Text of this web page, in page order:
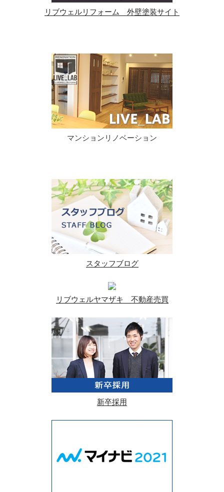
リブウェルリフォーム 外壁塗装サイト
マンションリノベーション
スタッフブログ
リブウェルヤマザキ 不動産売買
新卒採用